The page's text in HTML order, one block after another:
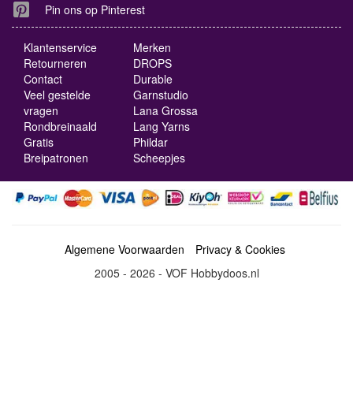
Pin ons op Pinterest
Klantenservice
Retourneren
Contact
Veel gestelde
vragen
Rondbreinaald
Gratis
Breipatronen
Merken
DROPS
Durable
Garnstudio
Lana Grossa
Lang Yarns
Phildar
Scheepjes
Algemene Voorwaarden
Privacy & Cookies
2005 - 2026 - VOF Hobbydoos.nl